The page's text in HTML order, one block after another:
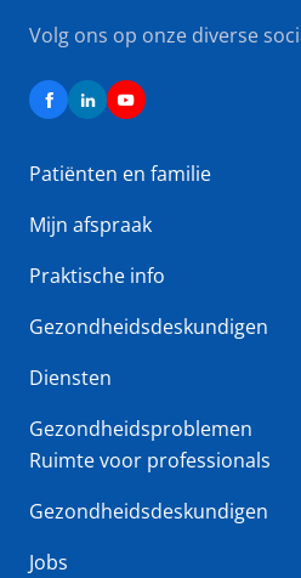
Volg ons op onze diverse
Patiënten en familie
Mijn afspraak
Praktische info
Gezondheidsdeskundigen
Diensten
Gezondheidsproblemen
Ruimte voor professionals
Gezondheidsdeskundigen
Jobs